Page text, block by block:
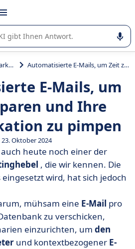
mit
bei der Nutzung oder Auswahl
E-Mail-Marketing Automatisierte E-Mails, um Zeit zu sparen und Ihre Kommunikation zu pimpen
E-Mails, um
und Ihre
zu pimpen
Oktober 2024
auch heute noch einer der
, die wir kennen. Die
wird, hat sich jedoch
mühsam eine E-Mail pro
zu verschicken,
einzurichten, um den
und kontextbezogener E-